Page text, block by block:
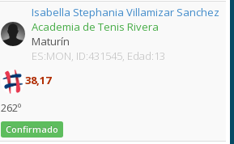
Isabella Stephania Villamizar Sanchez
Academia de Tenis Rivera
Maturín
ES:MON, ID:431545, Edad:13
38,17
262º
Confirmado